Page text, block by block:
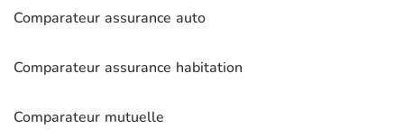
Comparateur assurance auto
Comparateur assurance habitation
Comparateur mutuelle